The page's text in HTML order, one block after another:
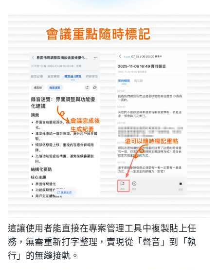
這讓使用者能直接在專案管理工具中複製貼上任
務，無需重新打字整理，實現從「聲音」到「執
行」的無縫接軌。